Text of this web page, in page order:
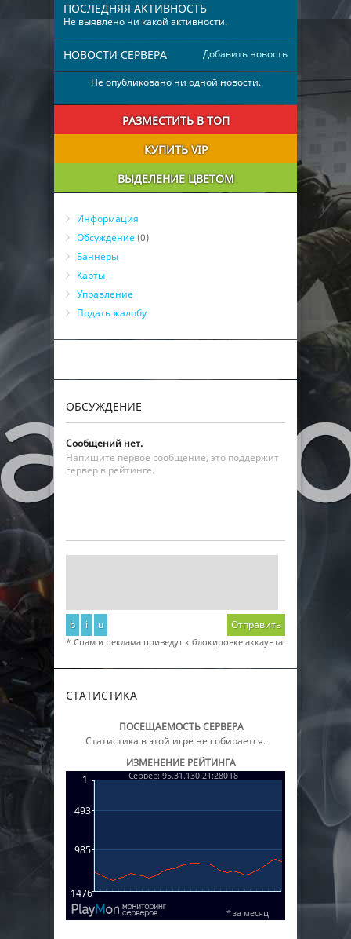
ПОСЛЕДНЯЯ АКТИВНОСТЬ
Не выявлено ни какой активности.
Добавить новость
НОВОСТИ СЕРВЕРА
Не опубликовано ни одной новости.
РАЗМЕСТИТЬ В ТОП
КУПИТЬ VIP
ВЫДЕЛЕНИЕ ЦВЕТОМ
Информация
Обсуждение (0)
Баннеры
Карты
Управление
Подать жалобу
ОБСУЖДЕНИЕ
Сообщений нет.
Напишите первое сообщение, это поддержит
сервер в рейтинге.
b i u Отправить
* Спам и реклама приведут к блокировке аккаунта.
СТАТИСТИКА
ПОСЕЩАЕМОСТЬ СЕРВЕРА
Статистика в этой игре не собирается.
ИЗМЕНЕНИЕ РЕЙТИНГА